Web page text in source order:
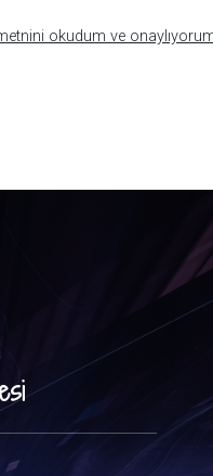
okudum ve